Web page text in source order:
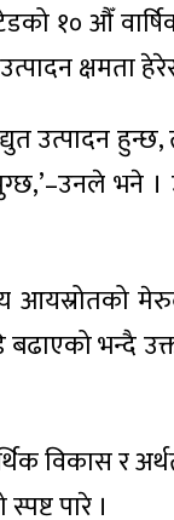
१० औँ
क्षमता
उत्पादन
भने ।
भन्दै
र
पारे ।